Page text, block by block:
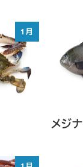
1月
メジナ